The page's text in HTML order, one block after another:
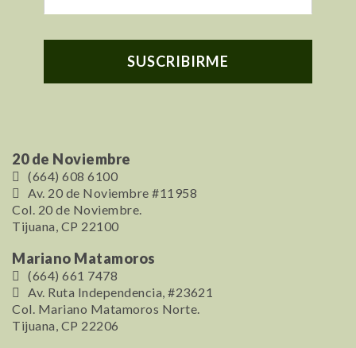
20 de Noviembre
(664) 608 6100
Av. 20 de Noviembre #11958
Col. 20 de Noviembre.
Tijuana, CP 22100
Mariano Matamoros
(664) 661 7478
Av. Ruta Independencia, #23621
Col. Mariano Matamoros Norte.
Tijuana, CP 22206